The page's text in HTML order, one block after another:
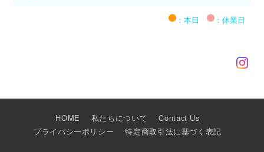
：本日 ：休業日
HOME 私たちについて
Contact Us
プライバシーポリシー
特定商取引法に基づく表記